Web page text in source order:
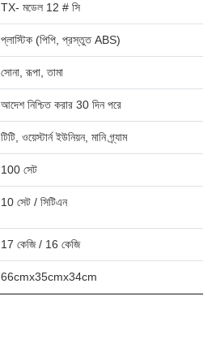
TX- মডেল 12 # সি
প্লাস্টিক (পিপি, প্রস্তুত ABS)
সোনা, রূপা, তামা
আদেশ নিশ্চিত করার 30 দিন পরে
টিটি, ওয়েস্টার্ন ইউনিয়ন, মানি গ্র্যাম
100 সেট
10 সেট / সিটিএন
17 কেজি / 16 কেজি
66cmx35cmx34cm